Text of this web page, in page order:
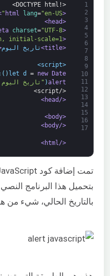
1
2
3
4
5
6
7
8
9
10
11
12
13
14
15
16
17
<!DOCTYPE html>
<html
lang="en-US"
<head>
<meta
charset="UTF-8"
<meta
initial-scale=1"
<title>
تاريخ اليوم
<script>
let
d = new Date
(
)
alert
( "تاريخ
</script>
</head>
<body>
</body>
</html>
بتحميل هذا البرنامج
بالتاريخ الحالي، شيء من